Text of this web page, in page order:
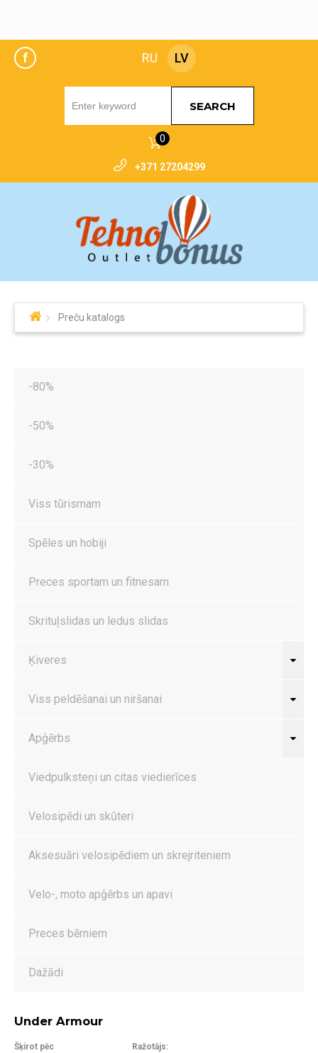
RU LV
f
SEARCH
0
+371 27204299
Preču katalogs
-80%
-50%
-30%
Viss tūrismam
Spēles un hobiji
Preces sportam un fitnesam
Skrituļslidas un ledus slidas
Ķiveres
Viss peldēšanai un niršanai
Apģērbs
Viedpulksteņi un citas viedierīces
Velosipēdi un skūteri
Aksesuāri velosipēdiem un skrejriteniem
Velo-, moto apģērbs un apavi
Preces bērniem
Dažādi
Under Armour
Šķirot pēc
Ražotājs: